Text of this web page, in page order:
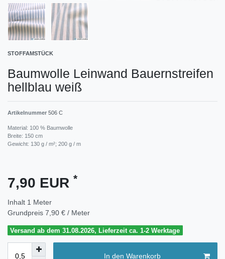
STOFFAMSTÜCK
Baumwolle Leinwand Bauernstreifen
hellblau weiß
Artikelnummer 506 C
Material: 100 % Baumwolle
Breite: 150 cm
Gewicht: 130 g / m²; 200 g / m
7,90 EUR *
Inhalt 1 Meter
Grundpreis 7,90 € / Meter
Versand ab dem 31.08.2026, Lieferzeit ca. 1-2 Werktage
In den Warenkorb